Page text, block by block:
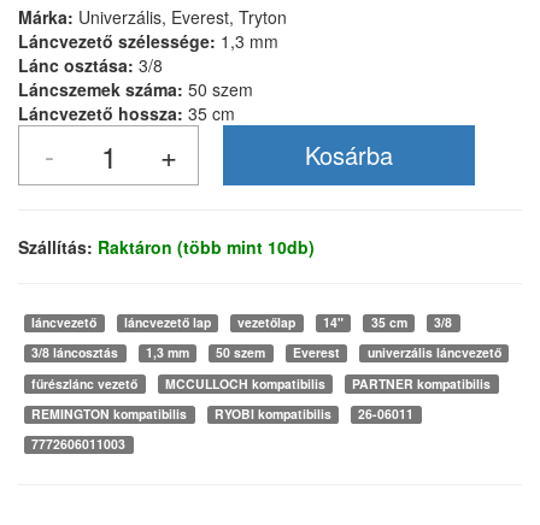
Márka: Univerzális, Everest, Tryton
Láncvezető szélessége: 1,3 mm
Lánc osztása: 3/8
Láncszemek száma: 50 szem
Láncvezető hossza: 35 cm
Szállítás: Raktáron (több mint 10db)
láncvezető láncvezető lap vezetőlap 14" 35 cm
3/8
3/8 láncosztás
1,3 mm 50 szem Everest
univerzális láncvezető
fűrészlánc vezető
MCCULLOCH kompatibilis
PARTNER kompatibilis
REMINGTON kompatibilis
RYOBI kompatibilis
26-06011
7772606011003